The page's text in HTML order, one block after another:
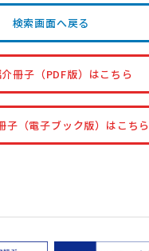
検索画面へ戻る
冊子（PDF版）はこちら
子（電子ブック版）はこちら